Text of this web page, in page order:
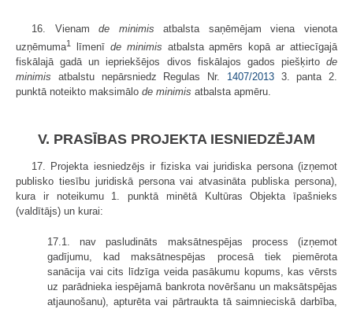
16. Vienamde minimis atbalsta saņēmējam viena vienota
uzņēmuma1 līmenī de minimis atbalsta apmērs kopā ar attiecīgajā
fiskālajā gadā un iepriekšējos divos fiskālajos gados piešķirto de
minimis atbalstu nepārsniedz Regulas Nr. 1407/20133. panta 2.
punktā noteikto maksimālo de minimis atbalsta apmēru.
V. PRASĪBAS PROJEKTA IESNIEDZĒJAM
17. Projekta iesniedzējs ir fiziska vai juridiska persona (izņemot
publisko tiesību juridiskā persona vai atvasināta publiska persona),
kura ir noteikumu 1. punktā minētā Kultūras Objekta īpašnieks
(valdītājs) un kurai:
17.1. nav pasludināts maksātnespējas process (izņemot
gadījumu, kad maksātnespējas procesā tiek piemērota
sanācija vai cits līdzīga veida pasākumu kopums, kas vērsts
uz parādnieka iespējamā bankrota novēršanu un maksātspējas
atjaunošanu), apturēta vai pārtraukta tā saimnieciskā darbība,